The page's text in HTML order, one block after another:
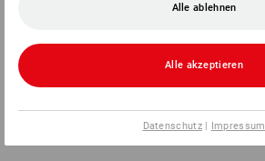
Alle ablehnen
Alle akzeptieren
Datenschutz| Impressum